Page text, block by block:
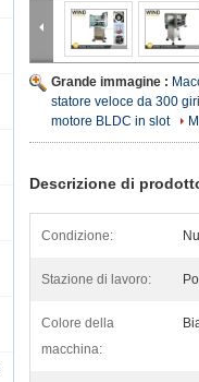
Grande immagine :
statore veloce da 300
motore BLDC in slot
Descrizione di
Condizione:
Stazione di lavoro:
Colore della
macchina: